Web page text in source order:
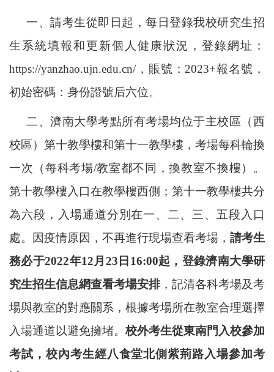
一、請考生從即日起，每日登錄我校研究生招
生系統填報和更新個人健康狀況，登錄網址：
https://yanzhao.ujn.edu.cn/，賬號：2023+報名號，
初始密碼：身份證號后六位。
二、濟南大學考點所有考場均位于主校區（西
校區）第十教學樓和第十一教學樓，考場每科輪換
一次（每科考場/教室都不同，換教室不換樓）。
第十教學樓入口在教學樓西側；第十一教學樓共分
為六段，入場通道分別在一、二、三、五段入口
處。因疫情原因，不再進行現場查看考場， 請考生
務必于2022年12月23日16:00起 ，登錄濟南大學研
究生招生信息網查看考場安排，記清各科考場及考
場與教室的對應關系，根據考場所在教室合理選擇
入場通道以避免擁堵。校外考生從東南門入校參加
考試，校內考生經八食堂北側紫荊路入場參加考